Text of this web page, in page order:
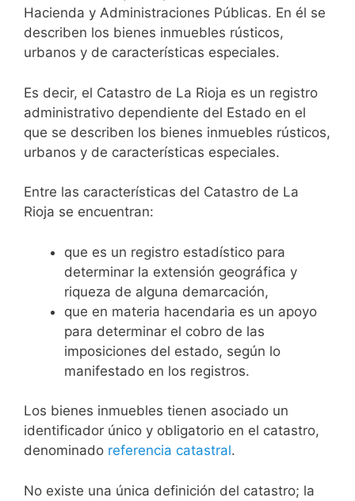
Hacienda y Administraciones Públicas. En él se
describen los bienes inmuebles rústicos,
urbanos y de características especiales.
Es decir, el Catastro de La Rioja es un registro
administrativo dependiente del Estado en el
que se describen los bienes inmuebles rústicos,
urbanos y de características especiales.
Entre las características del Catastro de La
Rioja se encuentran:
que es un registro estadístico para
determinar la extensión geográfica y
riqueza de alguna demarcación,
que en materia hacendaria es un apoyo
para determinar el cobro de las
imposiciones del estado, según lo
manifestado en los registros.
Los bienes inmuebles tienen asociado un
identificador único y obligatorio en el catastro,
denominado referencia catastral.
No existe una única definición del catastro; la